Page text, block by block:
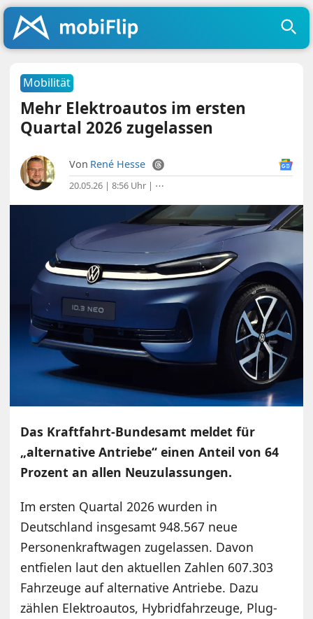
Mobilität
Mehr Elektroautos im ersten
Quartal 2026 zugelassen
Von René Hesse
20.05.26 | 8:56 Uhr | ⋯
Das Kraftfahrt-Bundesamt meldet für
„alternative Antriebe“ einen Anteil von 64
Prozent an allen Neuzulassungen.
Im ersten Quartal 2026 wurden in
Deutschland insgesamt 948.567 neue
Personenkraftwagen zugelassen. Davon
entfielen laut den aktuellen Zahlen 607.303
Fahrzeuge auf alternative Antriebe. Dazu
zählen Elektroautos, Hybridfahrzeuge, Plug-